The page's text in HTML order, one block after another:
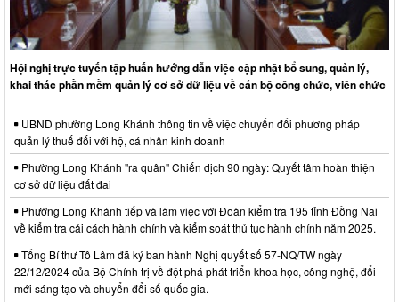
Hội nghị trực tuyến tập huấn hướng dẫn việc cập nhật bổ sung, quản lý,
khai thác phần mềm quản lý cơ sở dữ liệu về cán bộ công chức, viên chức
UBND phường Long Khánh thông tin về việc chuyển đổi phương pháp
quản lý thuế đối với hộ, cá nhân kinh doanh
Phường Long Khánh "ra quân" Chiến dịch 90 ngày: Quyết tâm hoàn thiện
cơ sở dữ liệu đất đai
Phường Long Khánh tiếp và làm việc với Đoàn kiểm tra 195 tỉnh Đồng Nai
về kiểm tra cải cách hành chính và kiểm soát thủ tục hành chính năm 2025.
Tổng Bí thư Tô Lâm đã ký ban hành Nghị quyết số 57-NQ/TW ngày
22/12/2024 của Bộ Chính trị về đột phá phát triển khoa học, công nghệ, đổi
mới sáng tạo và chuyển đổi số quốc gia.